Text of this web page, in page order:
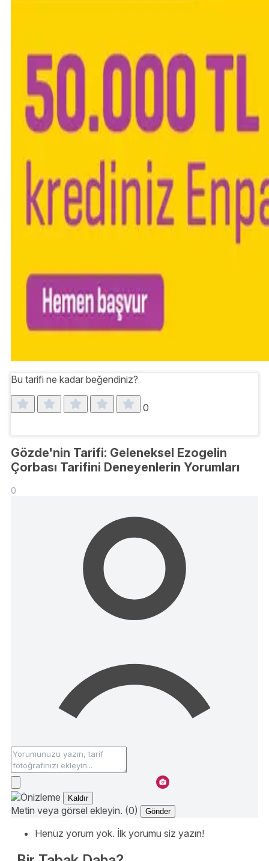
Bu tarifi ne kadar beğendiniz?
0
Gözde'nin Tarifi: Geleneksel Ezogelin
Çorbası Tarifini Deneyenlerin Yorumları
0
Kaldır
Metin veya görsel ekleyin. (0) Gönder
Henüz yorum yok. İlk yorumu siz yazın!